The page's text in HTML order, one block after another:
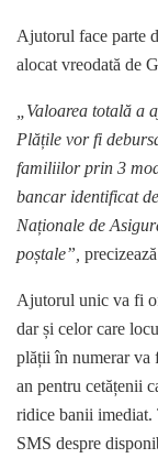
Ajutorul face parte
alocat vreodată de
„Valoarea totală a
Plățile vor fi
familiilor prin 3
bancar identificat
Naționale de
poștale”,
Ajutorul unic va fi
dar și celor care
plății în numerar va
an pentru cetățenii
ridice banii
SMS despre